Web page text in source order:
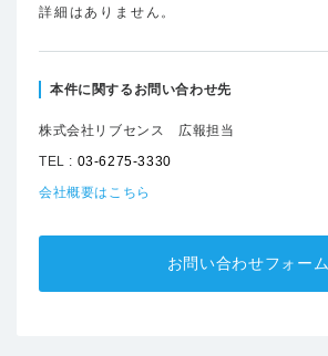
詳細はありません。
本件に関するお問い合わせ先
株式会社リブセンス 広報担当
TEL : 03-6275-3330
会社概要はこちら
お問い合わせフォーム